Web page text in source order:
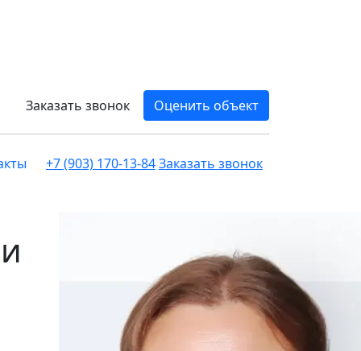
Заказать звонок Оценить объект
+7 (903) 170-13-84Заказать звонок